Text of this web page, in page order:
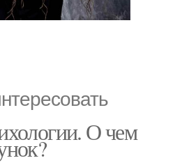
О чем